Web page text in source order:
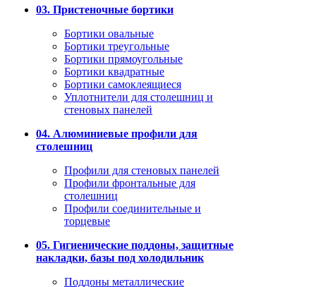
03. Пристеночные бортики
Бортики овальные
Бортики треугольные
Бортики прямоугольные
Бортики квадратные
Бортики самоклеящиеся
Уплотнители для столешниц и
стеновых панелей
04. Алюминиевые профили для
столешниц
Профили для стеновых панелей
Профили фронтальные для
столешниц
Профили соединительные и
торцевые
05. Гигиенические поддоны, защитные
накладки, базы под холодильник
Поддоны металлические